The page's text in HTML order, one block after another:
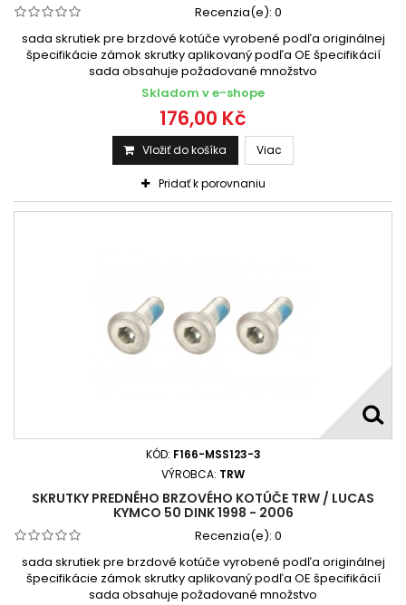
Recenzia(e): 0
sada skrutiek pre brzdové kotúče vyrobené podľa originálnej
špecifikácie zámok skrutky aplikovaný podľa OE špecifikácií
sada obsahuje požadované množstvo
Skladom v e-shope
176,00 Kč
Vložiť do košíka Viac
Pridať k porovnaniu
KÓD: F166-MSS123-3
VÝROBCA: TRW
SKRUTKY PREDNÉHO BRZOVÉHO KOTÚČE TRW / LUCAS
KYMCO 50 DINK 1998 - 2006
Recenzia(e): 0
sada skrutiek pre brzdové kotúče vyrobené podľa originálnej
špecifikácie zámok skrutky aplikovaný podľa OE špecifikácií
sada obsahuje požadované množstvo